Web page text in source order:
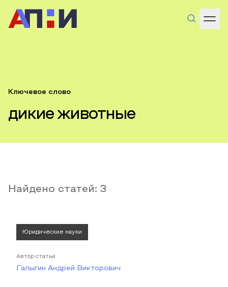
Ключевое слово
дикие животные
Найдено статей: 3
Юридические науки
Автор статьи
Галыгин Андрей Викторович